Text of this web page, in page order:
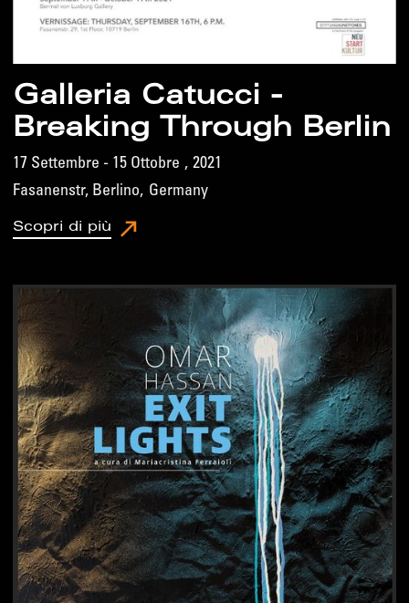
Galleria Catucci -
Breaking Through Berlin
17 Settembre - 15 Ottobre , 2021
Fasanenstr, Berlino, Germany
Scopri di più